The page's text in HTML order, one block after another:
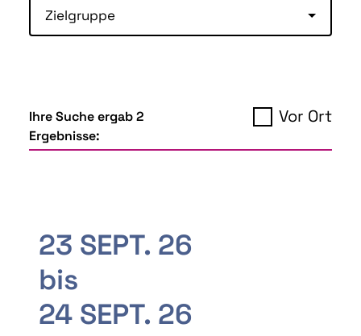
Zielgruppe
Ihre Suche ergab 2
Ergebnisse:
Vor Ort
23 SEPT. 26
bis
24 SEPT. 26